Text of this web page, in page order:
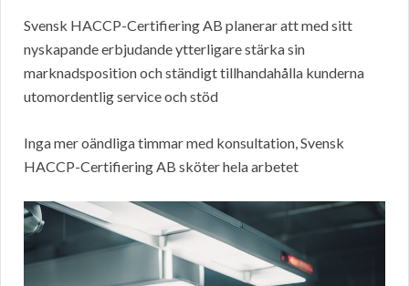
Svensk HACCP-Certifiering AB planerar att med sitt
nyskapande erbjudande ytterligare stärka sin
marknadsposition och ständigt tillhandahålla kunderna
utomordentlig service och stöd
Inga mer oändliga timmar med konsultation, Svensk
HACCP-Certifiering AB sköter hela arbetet